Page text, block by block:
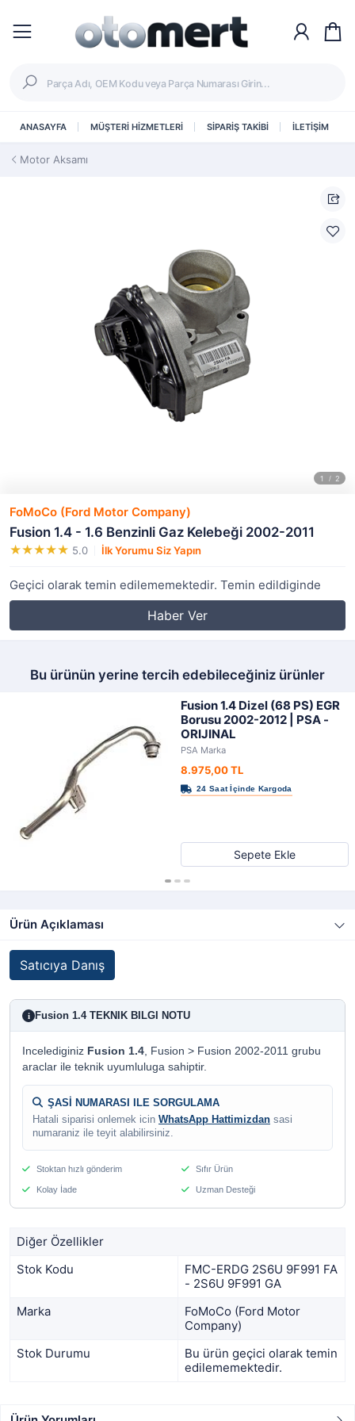
ANASAYFA MÜŞTERİ HİZMETLERİ SİPARİŞ TAKİBİ İLETİŞİM
Motor Aksamı
FoMoCo (Ford Motor Company)
Fusion 1.4 - 1.6 Benzinli Gaz Kelebeği 2002-2011
5.0 İlk Yorumu Siz Yapın
Geçici olarak temin edilememektedir. Temin edildiginde
Haber Ver
Bu ürünün yerine tercih edebileceğiniz ürünler
Fusion 1.4 Dizel (68 PS) EGR
Borusu 2002-2012 | PSA -
ORIJINAL
PSA Marka
8.975,00 TL
Sepete Ekle
Ürün Açıklaması
Satıcıya Danış
i Fusion 1.4 TEKNIK BILGI NOTU
Incelediginiz Fusion 1.4, Fusion > Fusion 2002-2011 grubu
araclar ile teknik uyumluluga sahiptir.
ŞASİ NUMARASI ILE SORGULAMA
Hatali siparisi onlemek icin WhatsApp Hattimizdan sasi
numaraniz ile teyit alabilirsiniz.
Stoktan hızlı gönderim Sıfır Ürün
Kolay İade Uzman Desteği
Diğer Özellikler
Stok Kodu
FMC-ERDG 2S6U 9F991 FA
- 2S6U 9F991 GA
Marka
FoMoCo (Ford Motor
Company)
Stok Durumu
Bu ürün geçici olarak temin
edilememektedir.